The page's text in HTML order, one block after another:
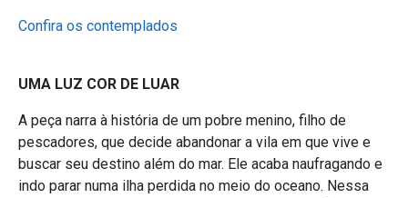
Confira os contemplados
UMA LUZ COR DE LUAR
A peça narra à história de um pobre menino, filho de
pescadores, que decide abandonar a vila em que vive e
buscar seu destino além do mar. Ele acaba naufragando e
indo parar numa ilha perdida no meio do oceano. Nessa